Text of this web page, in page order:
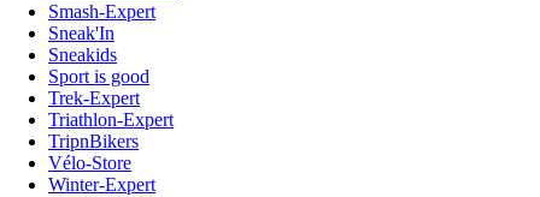
Smash-Expert
Sneak'In
Sneakids
Sport is good
Trek-Expert
Triathlon-Expert
TripnBikers
Vélo-Store
Winter-Expert